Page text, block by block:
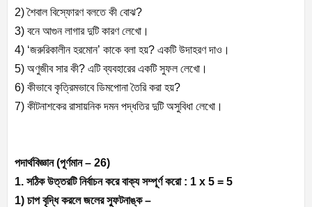
2) শৈবাল বিস্ফোরণ বলতে কী বোঝ?
3) বনে আগুন লাগার দুটি কারণ লেখো।
4) ‘জরুরিকালীন হরমোন’ কাকে বলা হয়? একটি উদাহরণ দাও।
5) অণুজীব সার কী? এটি ব্যবহারের একটি সুফল লেখো।
6) কীভাবে কৃত্রিমভাবে ডিমপোনা তৈরি করা হয়?
7) কীটনাশকের রাসায়নিক দমন পদ্ধতির দুটি অসুবিধা লেখো।
পদার্থবিজ্ঞান (পূর্ণমান – 26)
1. সঠিক উত্তরটি নির্বাচন করে বাক্য সম্পূর্ণ করো : 1 x 5 = 5
1) চাপ বৃদ্ধি করলে জলের স্ফুটনাঙ্ক –